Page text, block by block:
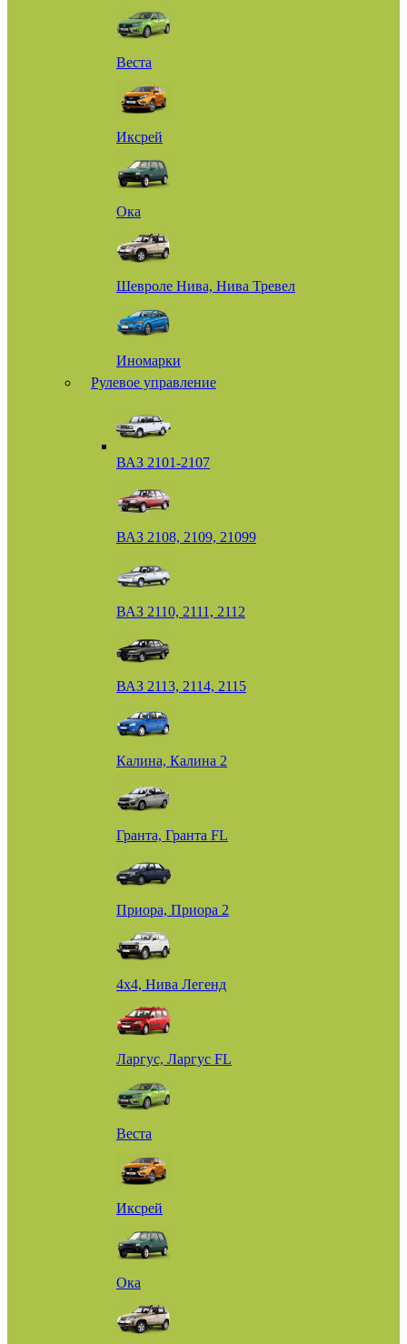
Веста
Иксрей
Ока
Шевроле Нива, Нива Тревел
Иномарки
Рулевое управление
ВАЗ 2101-2107
ВАЗ 2108, 2109, 21099
ВАЗ 2110, 2111, 2112
ВАЗ 2113, 2114, 2115
Калина, Калина 2
Гранта, Гранта FL
Приора, Приора 2
4х4, Нива Легенд
Ларгус, Ларгус FL
Веста
Иксрей
Ока